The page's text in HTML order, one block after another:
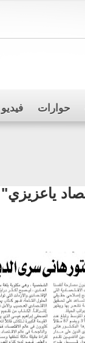
حوارات فيديو
ياعزيزي"